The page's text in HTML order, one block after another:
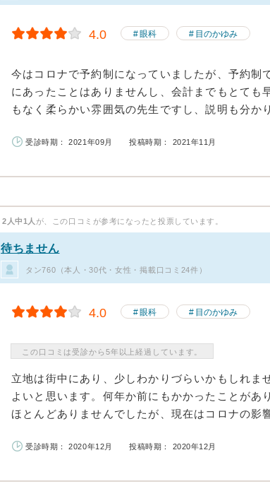
4.0 眼科 目のかゆみ
今はコロナで予約制になっていましたが、予約制
にあったことはありませんし、会計までもとても
もなく柔らかい雰囲気の先生ですし、説明も分か
受診時期： 2021年09月 投稿時期： 2021年11月
2人中1人 が、この口コミが参考になったと投票しています。
待ちません
タン760（本人・30代・女性・掲載口コミ24件）
4.0 眼科 目のかゆみ
この口コミは受診から5年以上経過しています。
立地は街中にあり、少しわかりづらいかもしれま
よいと思います。何年か前にもかかったことがあ
ほとんどありませんでしたが、現在はコロナの影
受診時期： 2020年12月 投稿時期： 2020年12月